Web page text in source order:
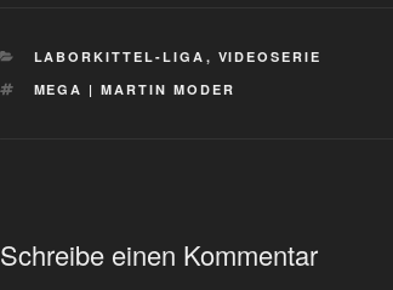
KATEGORIEN
LABORKITTEL-LIGA , VIDEOSERIE
SCHLAGWÖRTER
MEGA | MARTIN MODER
Schreibe einen Kommentar